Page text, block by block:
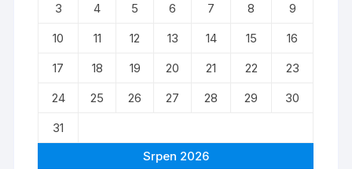
Srpen 2026
3
4 5 6 7 8
9
10
11 12 13 14 15
16
17
18 19 20 21 22
23
24
25 26 27 28 29
30
31